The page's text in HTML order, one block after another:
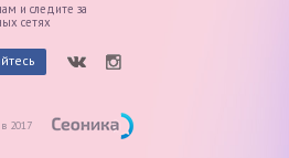
и следите за
сетях
2017